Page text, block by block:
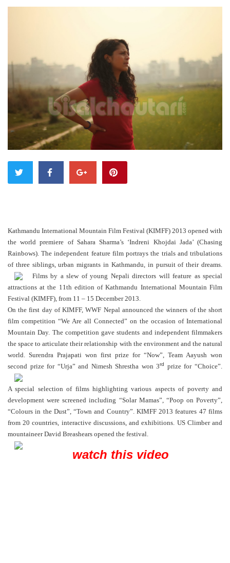
Kathmandu International Mountain Film Festival (KIMFF) 2013 opened with
the world premiere of Sahara Sharma’s ‘Indreni Khojdai Jada’ (Chasing
Rainbows). The independent feature film portrays the trials and tribulations
of three siblings, urban migrants in Kathmandu, in pursuit of their dreams.
Films by a slew of young Nepali directors will feature as special
attractions at the 11th edition of Kathmandu International Mountain Film
Festival (KIMFF), from 11 – 15 December 2013.
On the first day of KIMFF, WWF Nepal announced the winners of the short
film competition “We Are all Connected” on the occasion of International
Mountain Day. The competition gave students and independent filmmakers
the space to articulate their relationship with the environment and the natural
world. Surendra Prajapati won first prize for “Now”, Team Aayush won
second prize for “Urja” and Nimesh Shrestha won 3rd prize for “Choice”.
A special selection of films highlighting various aspects of poverty and
development were screened including “Solar Mamas”, “Poop on Poverty”,
“Colours in the Dust”, “Town and Country”. KIMFF 2013 features 47 films
from 20 countries, interactive discussions, and exhibitions. US Climber and
mountaineer David Breashears opened the festival.
watch this video